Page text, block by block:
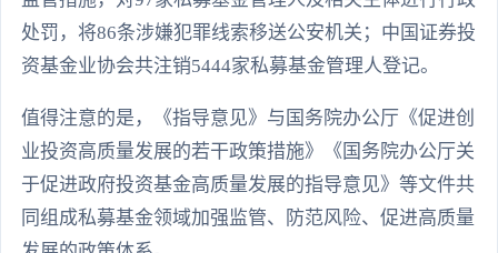
处罚，将86条涉嫌犯罪线索移送公安机关；中国证券投
资基金业协会共注销5444家私募基金管理人登记。
值得注意的是，《指导意见》与国务院办公厅《促进创
业投资高质量发展的若干政策措施》《国务院办公厅关
于促进政府投资基金高质量发展的指导意见》等文件共
同组成私募基金领域加强监管、防范风险、促进高质量